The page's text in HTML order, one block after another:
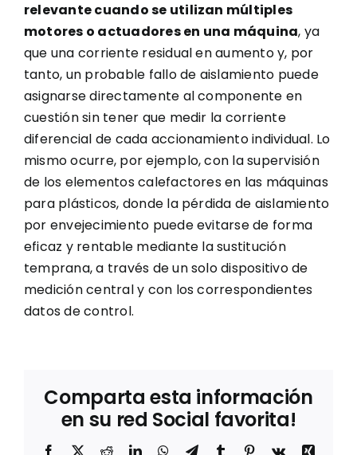
relevante cuando se utilizan múltiples
motores o actuadores en una máquina, ya
que una corriente residual en aumento y, por
tanto, un probable fallo de aislamiento puede
asignarse directamente al componente en
cuestión sin tener que medir la corriente
diferencial de cada accionamiento individual. Lo
mismo ocurre, por ejemplo, con la supervisión
de los elementos calefactores en las máquinas
para plásticos, donde la pérdida de aislamiento
por envejecimiento puede evitarse de forma
eficaz y rentable mediante la sustitución
temprana, a través de un solo dispositivo de
medición central y con los correspondientes
datos de control.
Comparta esta información
en su red Social favorita!
Facebook
X RedditLinkedInWhatsApp
TelegramTumblr Pinterest
Vk
Xing